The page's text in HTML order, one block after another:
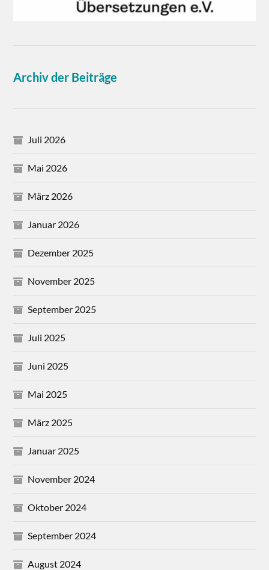
Archiv der Beiträge
Juli 2026
Mai 2026
März 2026
Januar 2026
Dezember 2025
November 2025
September 2025
Juli 2025
Juni 2025
Mai 2025
März 2025
Januar 2025
November 2024
Oktober 2024
September 2024
August 2024